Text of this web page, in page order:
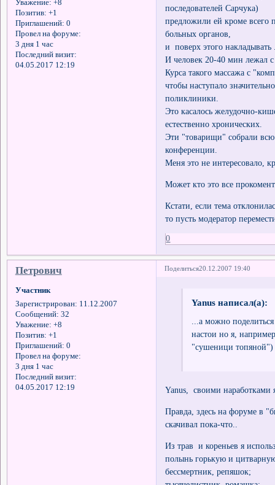
Уважение: +8
Позитив: +1
Приглашений: 0
Провел на форуме:
3 дня 1 час
Последний визит:
04.05.2017 12:19
последователей Сарчука)
предложили ей кроме всего
больных органов,
и поверх этого
И человек 20-40 мин лежал
Курса такого массажа с
чтобы наступало
поликлиники.
Это касалось желудочно-
естественно хронических.
Эти "товарищи" собрали всю
конференции.
Меня это не интересовало,
Может кто это все
Кстати, если тема
то пусть модератор
0
Поделиться20.12.2007 19:40
Петрович
Участник
Зарегистрирован: 11.12.2007
Сообщений: 32
Уважение: +8
Позитив: +1
Приглашений: 0
Провел на форуме:
3 дня 1 час
Последний визит:
04.05.2017 12:19
Yanus написал(а):
...а можно
настои но я,
"сушеници топяной")
Yanus, своими наработками
Правда, здесь на форуме в
скачивал пока-что..
Из трав и кореньев я
полынь горькую и
бессмертник, репяшок;